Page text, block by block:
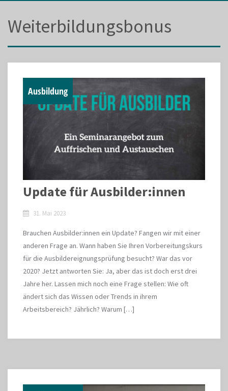
Weiterbildungsbonus
Ausbildung
Update für Ausbilder:innen
31. Mai 2023
Brauchen Ausbilder:innen ein Update? Fangen wir mit einer
anderen Frage an. Wann haben Sie Ihren Vorbereitungskurs
für die Ausbildereignungsprüfung besucht? War das vor
2020? Jetzt antworten Sie: Ja, aber das ist doch erst drei
Jahre her. Lassen mich noch eine Frage stellen: Wie oft
ändert sich das Wissen oder Trends in ihrem
Arbeitsbereich? Jährlich? Warum […]